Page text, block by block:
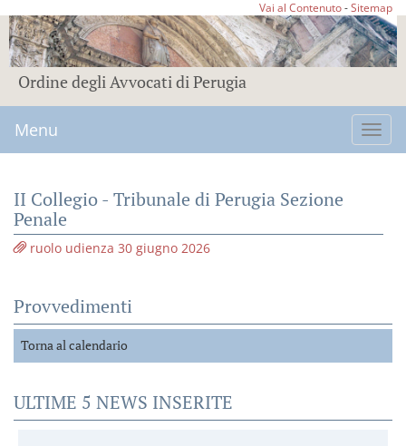
Vai al Contenuto-Sitemap
Ordine degli Avvocati di Perugia
Menu
II Collegio - Tribunale di Perugia Sezione
Penale
ruolo udienza 30 giugno 2026
Provvedimenti
Torna al calendario
ULTIME 5 NEWS INSERITE